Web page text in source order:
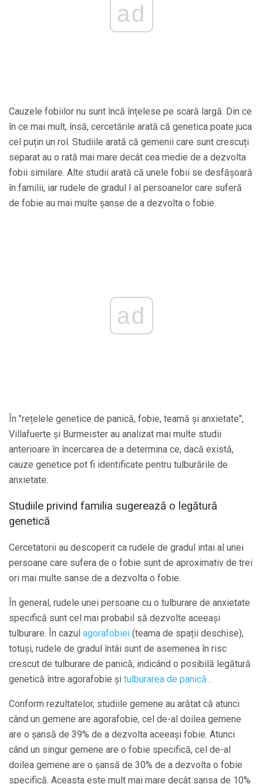
ad
Cauzele fobiilor nu sunt încă înțelese pe scară largă. Din ce
în ce mai mult, însă, cercetările arată că genetica poate juca
cel puțin un rol. Studiile arată că gemenii care sunt crescuți
separat au o rată mai mare decât cea medie de a dezvolta
fobii similare. Alte studii arată că unele fobii se desfășoară
în familii, iar rudele de gradul I al persoanelor care suferă
de fobie au mai multe șanse de a dezvolta o fobie.
ad
În "rețelele genetice de panică, fobie, teamă și anxietate",
Villafuerte și Burmeister au analizat mai multe studii
anterioare în încercarea de a determina ce, dacă există,
cauze genetice pot fi identificate pentru tulburările de
anxietate.
Studiile privind familia sugerează o legătură
genetică
Cercetatorii au descoperit ca rudele de gradul intai al unei
persoane care sufera de o fobie sunt de aproximativ de trei
ori mai multe sanse de a dezvolta o fobie.
În general, rudele unei persoane cu o tulburare de anxietate
specifică sunt cel mai probabil să dezvolte aceeași
tulburare. În cazul agorafobiei (teama de spații deschise),
totuși, rudele de gradul întâi sunt de asemenea în risc
crescut de tulburare de panică, indicând o posibilă legătură
genetică între agorafobie și tulburarea de panică .
Conform rezultatelor, studiile gemene au arătat că atunci
când un gemene are agorafobie, cel de-al doilea gemene
are o șansă de 39% de a dezvolta aceeași fobie. Atunci
când un singur gemene are o fobie specifică, cel de-al
doilea gemene are o șansă de 30% de a dezvolta o fobie
specifică. Aceasta este mult mai mare decât sansa de 10%